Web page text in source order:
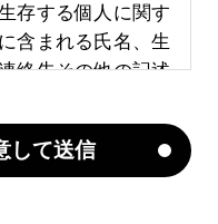
存する個人に関す
含まれる氏名、生
絡先その他の記述
タ、及び健康保険
報単体から特定の